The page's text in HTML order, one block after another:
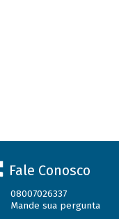
Fale Conosco
08007026337
Mande sua pergunta